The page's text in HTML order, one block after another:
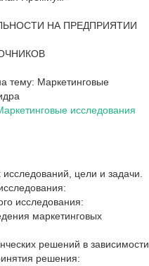
НА ПРЕДПРИЯТИИ
тему: Маркетинговые
исследования
цели и задачи.
исследования:
маркетинговых
решений в зависимости
решения: